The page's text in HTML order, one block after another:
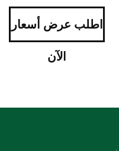
اطلب عرض أسعار
الآن